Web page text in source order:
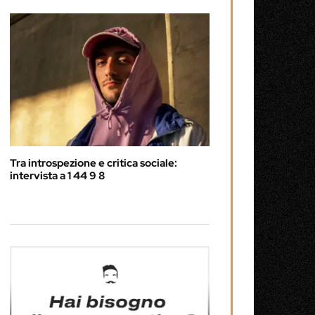
Tra introspezione e critica sociale:
intervista a 1 44 9 8